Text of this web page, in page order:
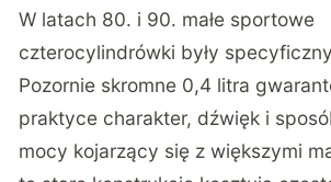
W latach 80. i 90. małe sportowe
czterocylindrówki były
Pozornie skromne 0,4 litra
praktyce charakter, dźwięk i
mocy kojarzący się z większymi